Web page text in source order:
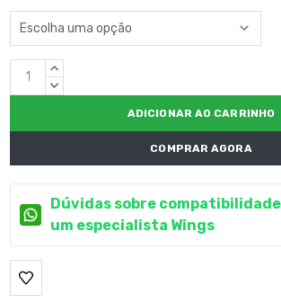
EstoqueQUANTIDADE
CRESCENTE:
QUANTIDADE
COMPRAR AGORA
Dúvidas sobre
um especialista Wings